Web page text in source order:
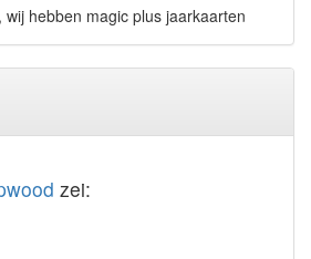
wij hebben magic plus jaarkaarten
zei: